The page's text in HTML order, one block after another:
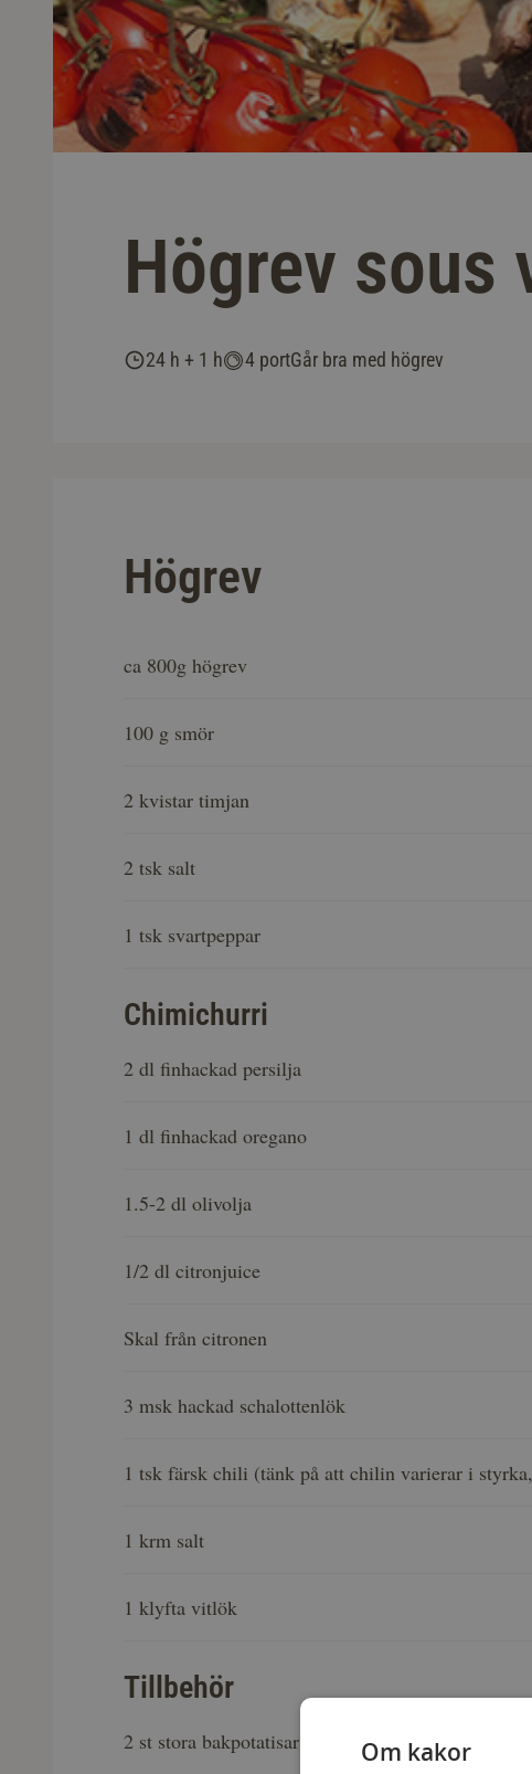
Högrev sous
24 h + 1 h 4 portGår bra med högrev
Högrev
ca 800g högrev
100 g smör
2 kvistar timjan
2 tsk salt
1 tsk svartpeppar
Chimichurri
2 dl finhackad persilja
1 dl finhackad oregano
1.5-2 dl olivolja
1/2 dl citronjuice
Skal från citronen
3 msk hackad schalottenlök
1 tsk färsk chili (tänk på att chilin varierar i
1 krm salt
1 klyfta vitlök
Tillbehör
2 st stora bakpotatisar Om kakor